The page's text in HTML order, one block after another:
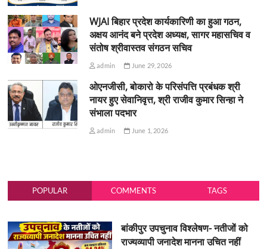
WJAI बिहार प्रदेश कार्यकारिणी का हुआ गठन,
अक्षय आनंद बने प्रदेश अध्यक्ष, सागर महासचिव व
संतोष श्रीवास्तव संगठन सचिव
admin June 29, 2026
ओएनजीसी, बोकारो के परिसंपत्ति प्रबंधक श्री
नायर हुए सेवानिवृत्त, श्री राजीव कुमार सिन्हा ने
संभाला पदभार
admin June 1, 2026
POPULAR COMMENTS TAGS
बांकीपुर उपचुनाव विश्लेषण- नतीजों को
राज्यव्यापी जनादेश मानना उचित नहीं